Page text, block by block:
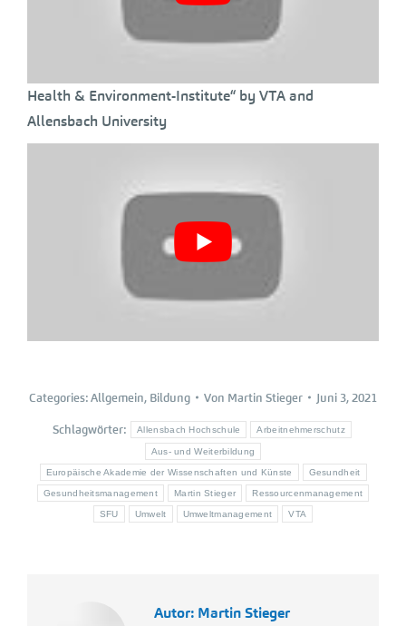
Health & Environment-Institute“ by VTA and
Allensbach University
Categories:Allgemein, Bildung Von Martin Stieger Juni 3, 2021
Schlagwörter: Allensbach Hochschule Arbeitnehmerschutz
Aus- und Weiterbildung
Europäische Akademie der Wissenschaften und Künste Gesundheit
Gesundheitsmanagement Martin Stieger Ressourcenmanagement
SFU Umwelt Umweltmanagement VTA
Autor: Martin Stieger